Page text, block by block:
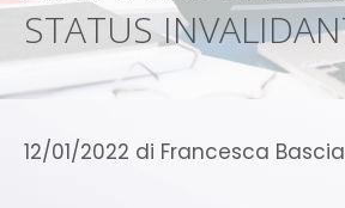
STATUS
12/01/2022 di Francesca